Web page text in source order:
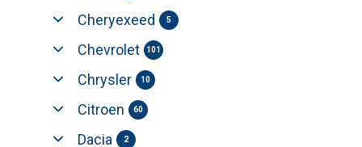
Cheryexeed 5
Chevrolet 101
Chrysler 10
Citroen 60
Dacia 2